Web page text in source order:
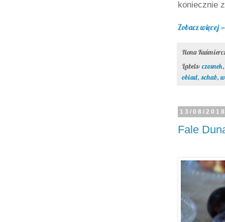
koniecznie
Zobacz więcej »
Ilona
Labels:czosnek
obiad, schab,
13/08/
Fale